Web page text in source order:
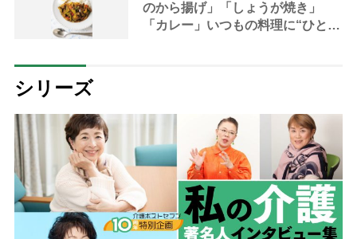
のから揚げ」「しょうが焼き」
「カレー」いつもの料理に“ひと工
シリーズ